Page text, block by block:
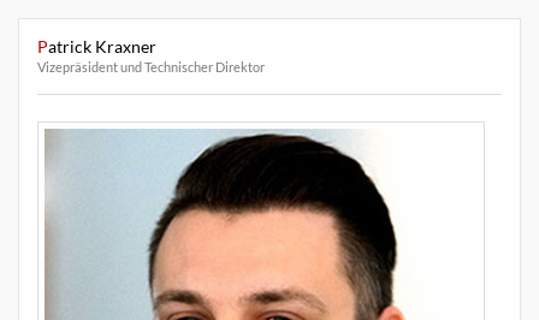
Patrick Kraxner
Vizepräsident und Technischer Direktor